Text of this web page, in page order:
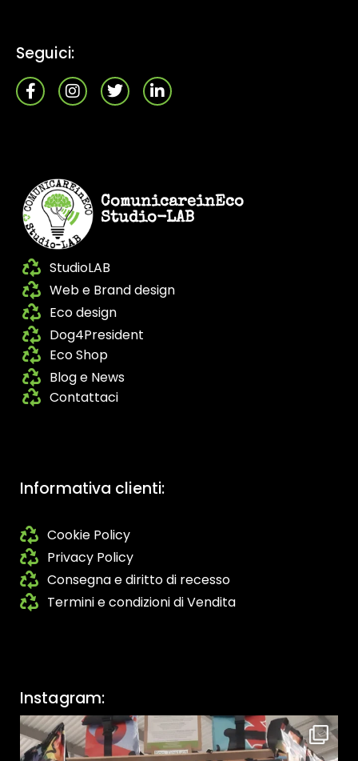
Seguici:
ComunicareinEco
Studio-LAB
StudioLAB
Web e Brand design
Eco design
Dog4President
Eco Shop
Blog e News
Contattaci
Informativa clienti:
Cookie Policy
Privacy Policy
Consegna e diritto di recesso
Termini e condizioni di Vendita
Instagram: